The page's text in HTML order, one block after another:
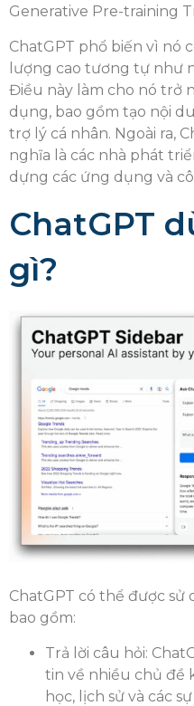
Generative Pre-training
ChatGPT phổ biến vì nó
lượng cao tương tự như
Điều này làm cho nó trở
dụng, bao gồm tạo nội
trợ lý cá nhân. Ngoài ra,
nghĩa là các nhà phát
dựng các ứng dụng và
ChatGPT
gì?
ChatGPT có thể được
bao gồm:
Trả lời câu hỏi:
tin về nhiều chủ đề
học, lịch sử và các